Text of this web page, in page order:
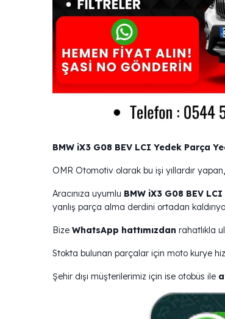
BMW iX3 G08 BEV LCI Yedek Parça
OMR Otomotiv olarak bu işi yıllardır
Aracınıza uyumlu BMW iX3 G08 BEV
yanlış parça alma derdini ortadan
Bize WhatsApp hattımızdan rahatlıkla
Stokta bulunan parçalar için moto kurye
Şehir dışı müşterilerimiz için ise otobüs ile